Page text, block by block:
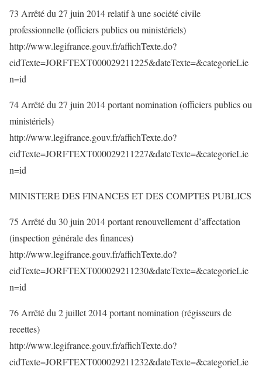
73 Arrêté du 27 juin 2014 relatif à une société civile
professionnelle (officiers publics ou ministériels)
http://www.legifrance.gouv.fr/affichTexte.do?
cidTexte=JORFTEXT000029211225&dateTexte=&categorieLie
n=id
74 Arrêté du 27 juin 2014 portant nomination (officiers publics ou
ministériels)
http://www.legifrance.gouv.fr/affichTexte.do?
cidTexte=JORFTEXT000029211227&dateTexte=&categorieLie
n=id
MINISTERE DES FINANCES ET DES COMPTES PUBLICS
75 Arrêté du 30 juin 2014 portant renouvellement d’affectation
(inspection générale des finances)
http://www.legifrance.gouv.fr/affichTexte.do?
cidTexte=JORFTEXT000029211230&dateTexte=&categorieLie
n=id
76 Arrêté du 2 juillet 2014 portant nomination (régisseurs de
recettes)
http://www.legifrance.gouv.fr/affichTexte.do?
cidTexte=JORFTEXT000029211232&dateTexte=&categorieLie